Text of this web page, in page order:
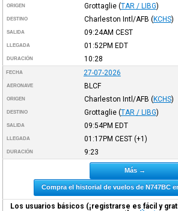
ORIGEN Grottaglie (TAR / LIBG)
DESTINO Charleston Intl/AFB (KCHS)
SALIDA 09:24AM CEST
LLEGADA 01:52PM EDT
DURACIÓN 10:28
FECHA 27-07-2026
AERONAVE BLCF
ORIGEN Charleston Intl/AFB (KCHS)
DESTINO Grottaglie (TAR / LIBG)
SALIDA 09:54PM EDT
LLEGADA 01:17PM CEST(+1)
DURACIÓN 9:23
Más →
Compra el historial de vuelos de N747BC
Los usuarios básicos (¡registrarse es fácil y